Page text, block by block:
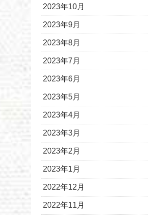
2023年10月
2023年9月
2023年8月
2023年7月
2023年6月
2023年5月
2023年4月
2023年3月
2023年2月
2023年1月
2022年12月
2022年11月